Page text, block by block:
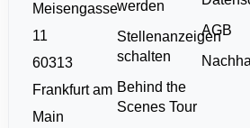
Meisengasse
11
60313
Frankfurt am
Main
werden
Stellenanzeigen
schalten
Behind the
Scenes Tour
AGB